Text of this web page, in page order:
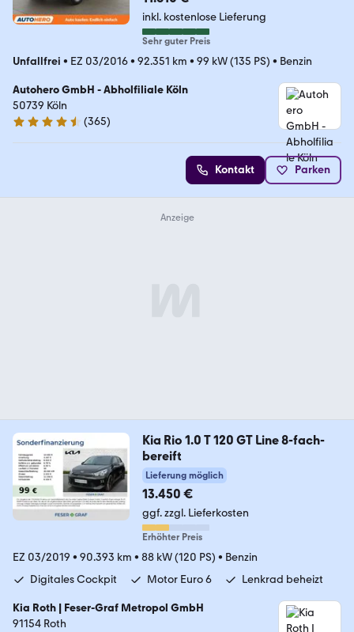
inkl. kostenlose Lieferung
Sehr guter Preis
Unfallfrei • EZ 03/2016• 92.351 km • 99 kW (135 PS) • Benzin
Autohero GmbH - Abholfiliale Köln
50739 Köln
4.6 Sterne
(365)
Kontakt Parken
Kia Rio 1.0 T 120 GT Line 8-fach-
bereift
Lieferung möglich
13.450 €
ggf. zzgl. Lieferkosten
Erhöhter Preis
EZ 03/2019 • 90.393 km • 88 kW (120 PS) • Benzin
Digitales Cockpit
Motor Euro 6 Lenkrad beheizt
Kia Roth | Feser-Graf Metropol GmbH
91154 Roth